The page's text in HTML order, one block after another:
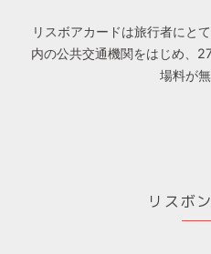
リスボアカードは旅行者にと
内の公共交通機関をはじめ、
場料が無
リスボ